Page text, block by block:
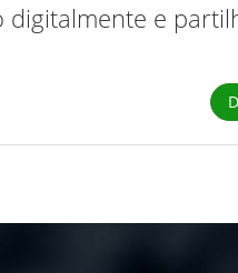
digitalmente e